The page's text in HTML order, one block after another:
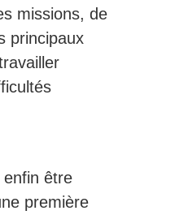
missions, de
principaux
être
première